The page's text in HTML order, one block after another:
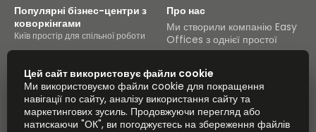
Популярні бізнес-центри з
коворкінгами
Київ простір для спільної роботи
Київ простір для спільної роботи
Львів простір для спільної роботи
Про нас
Ми створили компанію Easy
Offices з однієї простої
причини: спростити пошук
зручних робочих місць.
Об’єднати всі офіси країни в
один каталог.
Дивитися офіси
Цей сайт використовує файли cookie
Ми використовуємо файли cookie для покращення
навігації по сайту, аналізу використання сайту та
маркетингових зусиль. Продовжуючи перегляд або
натискаючи "ОК", ви погоджуєтесь на збереження файлів